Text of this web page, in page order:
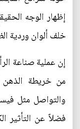
إظهار الوجه
خلف ألوان وردية
إن عملية صناعة
من خريطة الذهن
والتواصل مثل
فضلاً عن التأثير